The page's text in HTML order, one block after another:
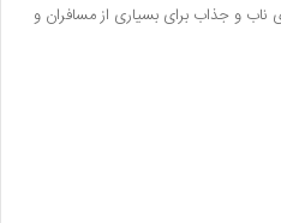
و جذاب برای بسیاری از مسافران و